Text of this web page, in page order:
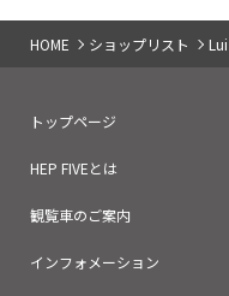
HOME ショップリスト
トップページ
HEP FIVEとは
観覧車のご案内
インフォメーション